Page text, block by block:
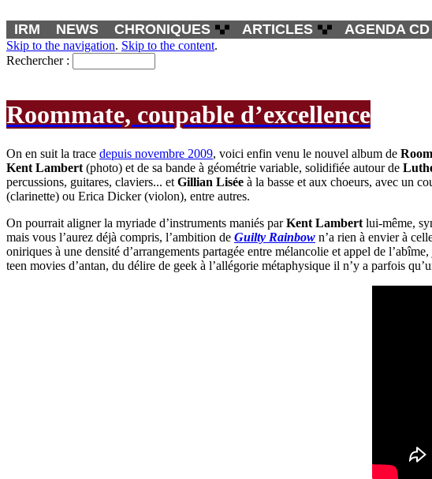
IRM NEWS CHRONIQUES ARTICLES AGENDA CD
Skip to the navigation. Skip to the content.
Rechercher :
Roommate, coupable d’excellence
On en suit la trace depuis novembre 2009, voici enfin venu le nouvel album de
Kent Lambert (photo) et de sa bande à géométrie variable, solidifiée autour de
percussions, guitares, claviers... et Gillian Lisée à la basse et aux choeurs, avec un
(clarinette) ou Erica Dicker (violon), entre autres.
On pourrait aligner la myriade d’instruments maniés parKent Lambert lui-même,
mais vous l’aurez déjà compris, l’ambition de Guilty Rainbow n’a rien à envier à
oniriques à une densité d’arrangements partagée entre mélancolie et appel de
teen movies d’antan, du délire de geek à l’allégorie métaphysique il n’y a parfois